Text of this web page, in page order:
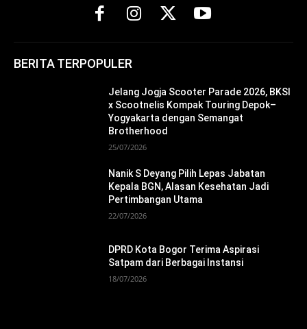
BERITA TERPOPULER
Jelang Jogja Scooter Parade 2026, BKSI
x Scootnelis Kompak Touring Depok–
Yogyakarta dengan Semangat
Brotherhood
25/07/2026
Nanik S Deyang Pilih Lepas Jabatan
Kepala BGN, Alasan Kesehatan Jadi
Pertimbangan Utama
22/07/2026
DPRD Kota Bogor Terima Aspirasi
Satpam dari Berbagai Instansi
18/07/2026